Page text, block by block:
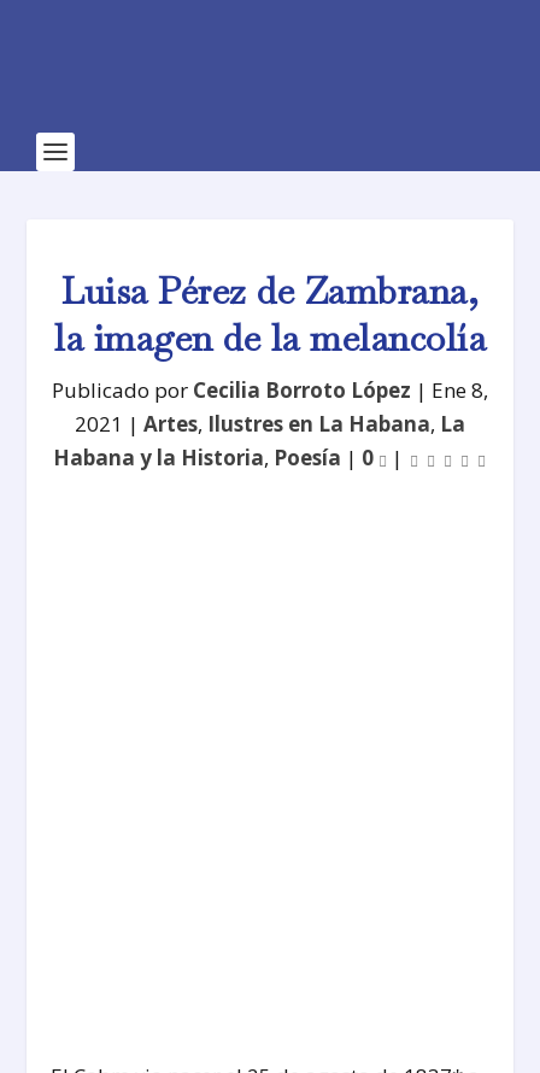
Luisa Pérez de Zambrana,
la imagen de la melancolía
Publicado por Cecilia Borroto López | Ene 8,
2021 | Artes, Ilustres en La Habana, La
Habana y la Historia, Poesía | 0 |